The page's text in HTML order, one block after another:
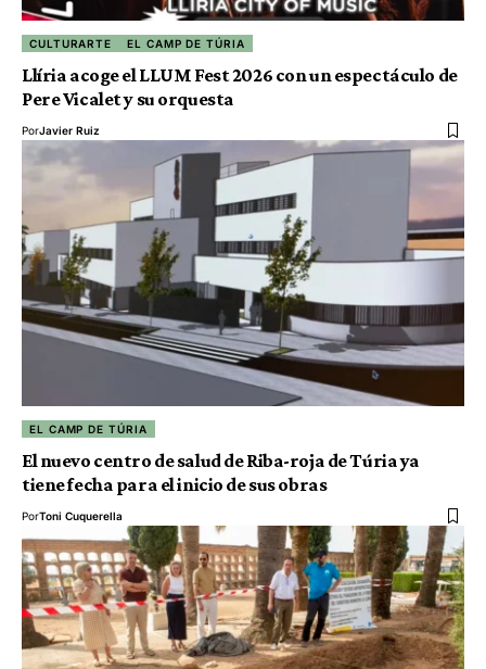
CULTURARTE EL CAMP DE TÚRIA
Llíria acoge el LLUM Fest 2026 con un espectáculo de
Pere Vicalet y su orquesta
PorJavier Ruiz
EL CAMP DE TÚRIA
El nuevo centro de salud de Riba-roja de Túria ya
tiene fecha para el inicio de sus obras
PorToni Cuquerella